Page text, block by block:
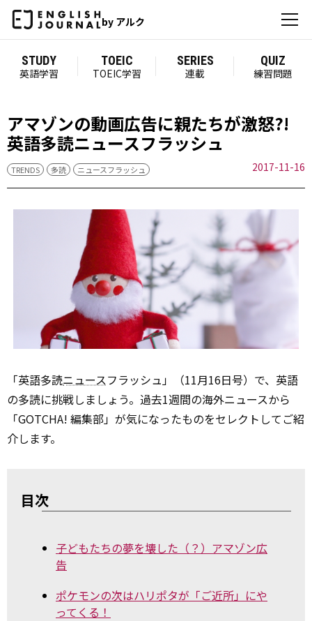
by アルク
STUDY
英語学習
TOEIC
TOEIC学習
SERIES
連載
QUIZ
練習問題
アマゾンの動画広告に親たちが激怒?!
英語多読ニュースフラッシュ
TRENDS 多読 ニュースフラッシュ 2017-11-16
「英語多読ニュースフラッシュ」（11月16日号）で、英語
の多読に挑戦しましょう。過去1週間の海外ニュースから
「GOTCHA! 編集部」が気になったものをセレクトしてご紹
介します。
目次
子どもたちの夢を壊した（？）アマゾン広
告
ポケモンの次はハリポタが「ご近所」にや
ってくる！